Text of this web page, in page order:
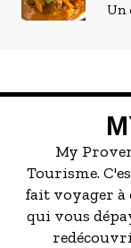
Un
My
Tourisme.
fait voyager à
qui vous